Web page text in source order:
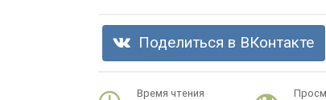
Поделиться в ВКонтакте
Время чтения